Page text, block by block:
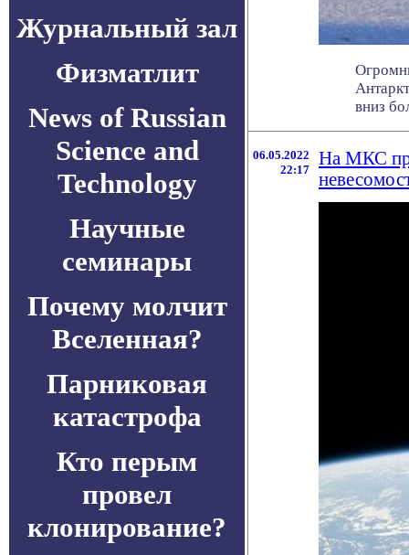
Журнальный зал
Физматлит
News of Russian
Science and
Technology
Научные
семинары
Почему молчит
Вселенная?
Парниковая
катастрофа
Кто перым
провел
клонирование?
вниз
06.05.2022
22:17
На МКС